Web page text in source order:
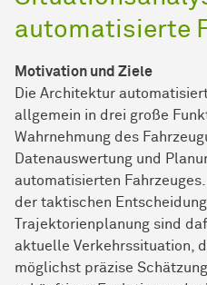
automatisierte
Motivation und Ziele
Die Architektur
allgemein in drei große
Wahrnehmung des
Datenauswertung und
automatisierten
der taktischen
Trajektorienplanung sind
aktuelle Verkehrssituation,
möglichst präzise